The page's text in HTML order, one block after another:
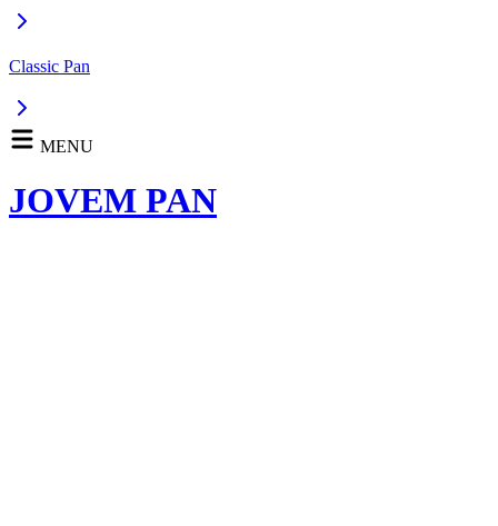
Classic Pan
MENU
JOVEM PAN